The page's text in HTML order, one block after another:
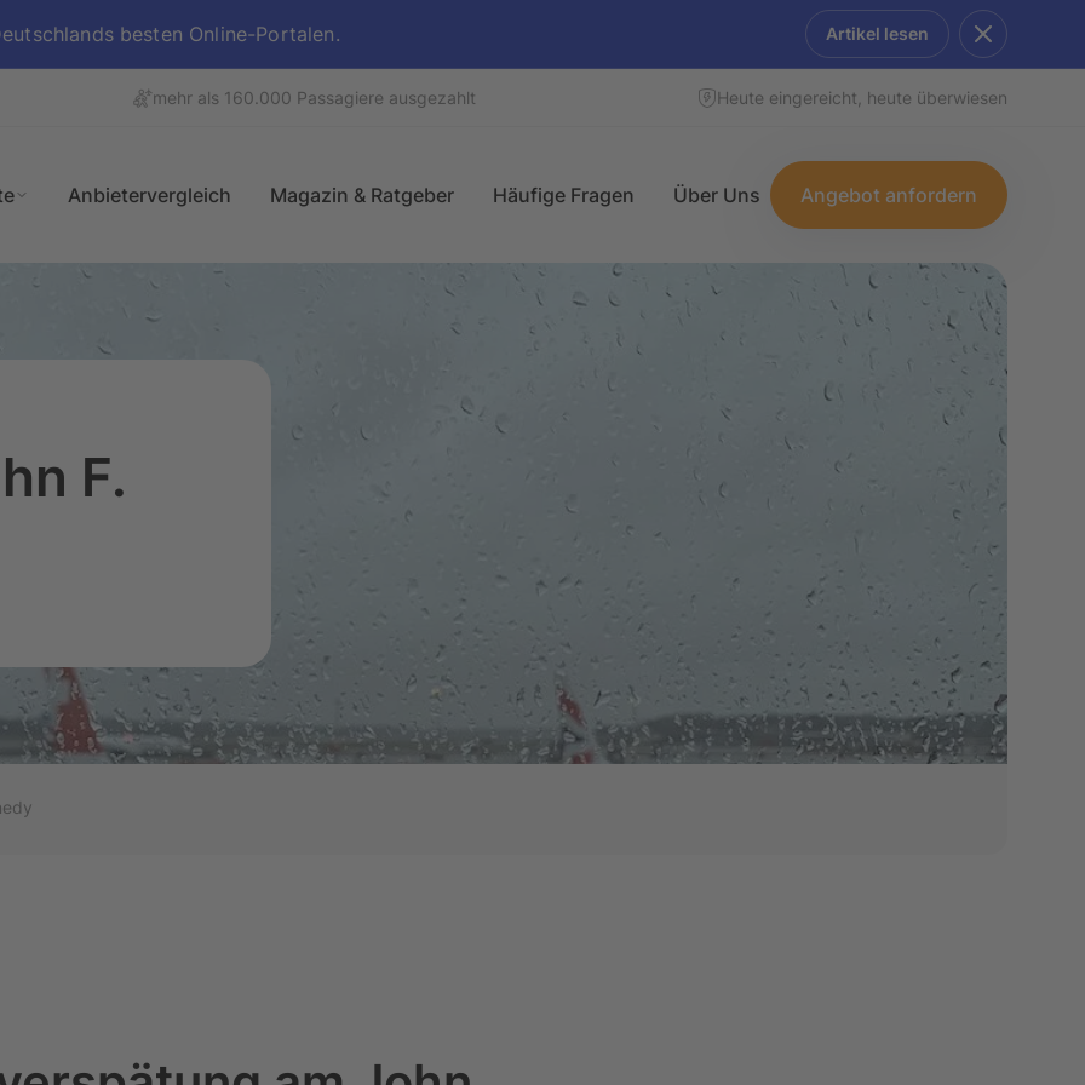
besten Online-Portalen. Artikel lesen
mehr als 160.000 Passagiere ausgezahlt Heute eingereicht, heute überwiesen
Anbietervergleich Magazin & Ratgeber Häufige Fragen Über Uns Angebot anfordern
F.